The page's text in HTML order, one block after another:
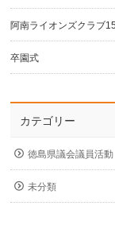
阿南ライオンズクラブ
卒園式
カテゴリー
徳島県議会議員活動
未分類